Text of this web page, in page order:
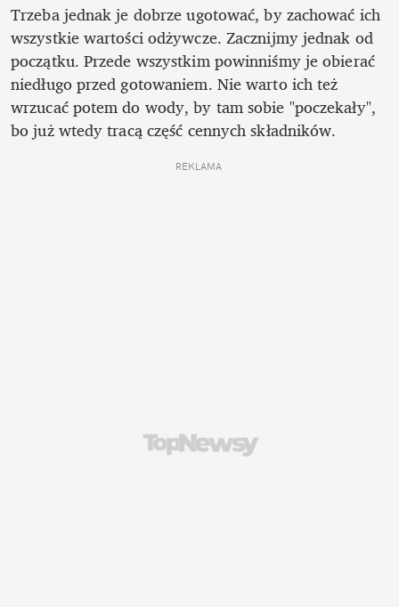
Trzeba jednak je dobrze ugotować, by zachować ich
wszystkie wartości odżywcze. Zacznijmy jednak od
początku. Przede wszystkim powinniśmy je obierać
niedługo przed gotowaniem. Nie warto ich też
wrzucać potem do wody, by tam sobie "poczekały",
bo już wtedy tracą część cennych składników.
REKLAMA